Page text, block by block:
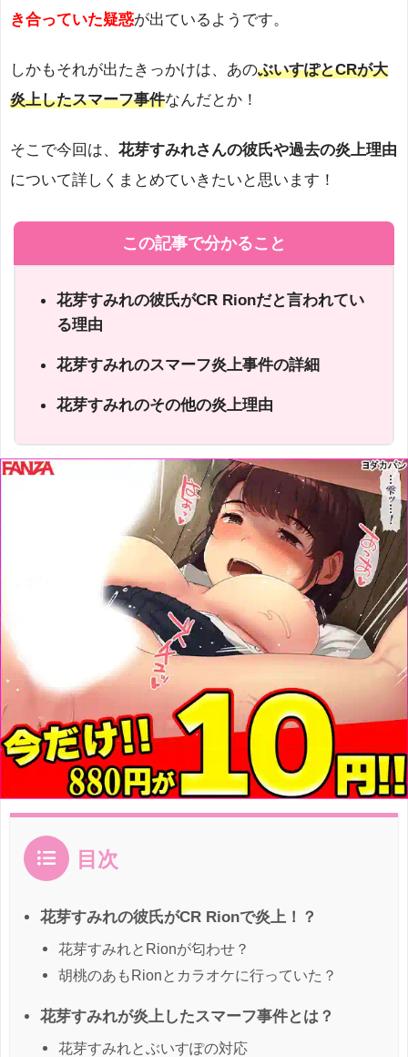
き合っていた疑惑が出ているようです。
しかもそれが出たきっかけは、あのぶいすぽとCRが大
炎上したスマーフ事件なんだとか！
そこで今回は、 花芽すみれさんの彼氏や過去の炎上理由
について詳しくまとめていきたいと思います！
この記事で分かること
花芽すみれの彼氏がCR Rionだと言われてい
る理由
花芽すみれのスマーフ炎上事件の詳細
花芽すみれのその他の炎上理由
目次
花芽すみれの彼氏がCR Rionで炎上！？
花芽すみれとRionが匂わせ？
胡桃のあもRionとカラオケに行っていた？
花芽すみれが炎上したスマーフ事件とは？
花芽すみれとぶいすぽの対応